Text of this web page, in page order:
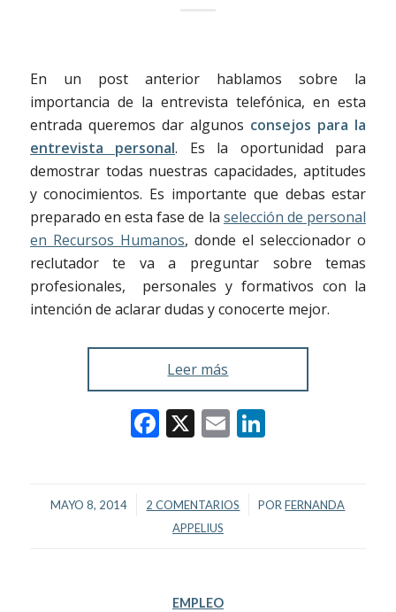
En un post anterior hablamos sobre la
importancia de la entrevista telefónica, en esta
entrada queremos dar algunos consejos para la
entrevista personal. Es la oportunidad para
demostrar todas nuestras capacidades, aptitudes
y conocimientos. Es importante que debas estar
preparado en esta fase de la selección de personal
en Recursos Humanos, donde el seleccionador o
reclutador te va a preguntar sobre temas
profesionales, personales y formativos con la
intención de aclarar dudas y conocerte mejor.
Leer más
Facebook
X EmailLinkedIn
MAYO 8, 2014
/ 2 COMENTARIOS
/ PORFERNANDA
APPELIUS
EMPLEO